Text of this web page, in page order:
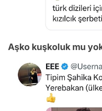
Aşko kuşkoluk mu